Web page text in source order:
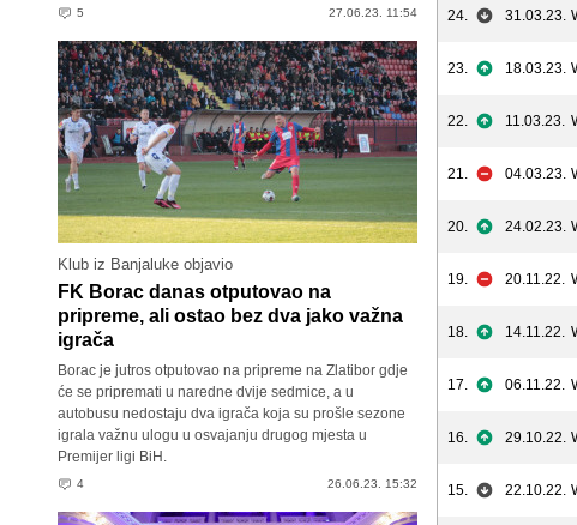
5 27.06.23. 11:54
Klub iz Banjaluke objavio
FK Borac danas otputovao na
pripreme, ali ostao bez dva jako važna
igrača
Borac je jutros otputovao na pripreme na Zlatibor gdje
će se pripremati u naredne dvije sedmice, a u
autobusu nedostaju dva igrača koja su prošle sezone
igrala važnu ulogu u osvajanju drugog mjesta u
Premijer ligi BiH.
4 26.06.23. 15:32
24. 31.03.23.
23. 18.03.23.
22. 11.03.23.
21. 04.03.23.
20. 24.02.23.
19. 20.11.22.
18. 14.11.22.
17. 06.11.22.
16. 29.10.22.
15. 22.10.22.